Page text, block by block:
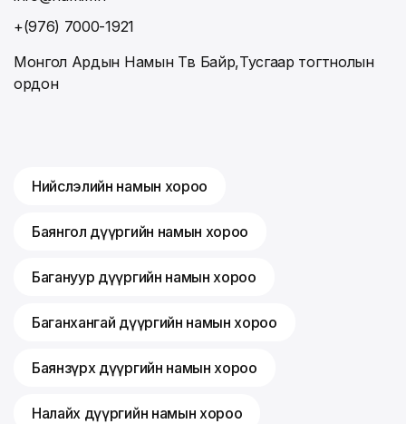
+(976) 7000-1921
Монгол Ардын Намын Төв Байр,Тусгаар тогтнолын
ордон
Нийслэлийн намын хороо
Баянгол дүүргийн намын хороо
Багануур дүүргийн намын хороо
Баганхангай дүүргийн намын хороо
Баянзүрх дүүргийн намын хороо
Налайх дүүргийн намын хороо